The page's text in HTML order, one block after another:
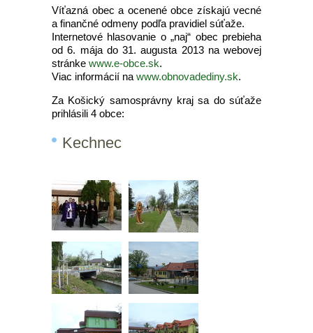
Víťazná obec a ocenené obce získajú vecné
a finančné odmeny podľa pravidiel súťaže.
Internetové hlasovanie o „naj“ obec prebieha
od 6. mája do 31. augusta 2013 na webovej
stránke www.e-obce.sk.
Viac informácií na www.obnovadediny.sk.
Za Košický samosprávny kraj sa do súťaže
prihlásili 4 obce:
Kechnec